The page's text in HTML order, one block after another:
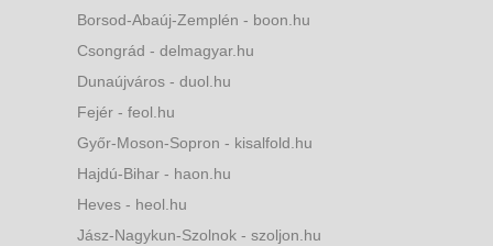
Borsod-Abaúj-Zemplén - boon.hu
Csongrád - delmagyar.hu
Dunaújváros - duol.hu
Fejér - feol.hu
Győr-Moson-Sopron - kisalfold.hu
Hajdú-Bihar - haon.hu
Heves - heol.hu
Jász-Nagykun-Szolnok - szoljon.hu